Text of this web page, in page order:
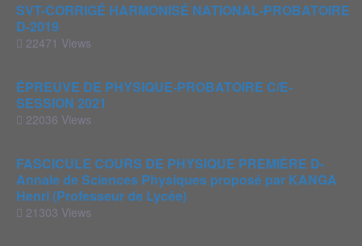
SVT-CORRIGÉ HARMONISÉ NATIONAL-PROBATOIRE
D-2019
22471 Views
ÉPREUVE DE PHYSIQUE-PROBATOIRE C/E-
SESSION 2021
22036 Views
FASCICULE COURS DE PHYSIQUE PREMIÈRE D-
Annale de Sciences Physiques proposé par KANGA
Henri (Professeur de Lycée)
21303 Views